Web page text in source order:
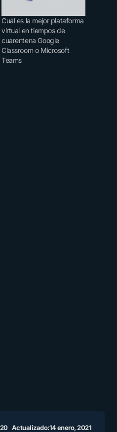
Cuál es la mejor plataforma
virtual en tiempos de
cuarentena Google
Classroom o Microsoft
Teams
Actualizado:14 enero, 2021